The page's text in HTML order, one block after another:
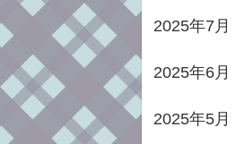
2025年7月
2025年6月
2025年5月